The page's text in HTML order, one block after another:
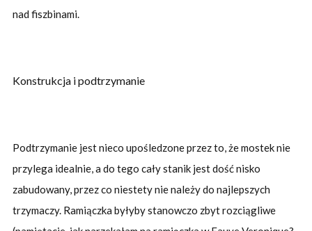
nad fiszbinami.
Konstrukcja i podtrzymanie
Podtrzymanie jest nieco upośledzone przez to, że mostek nie
przylega idealnie, a do tego cały stanik jest dość nisko
zabudowany, przez co niestety nie należy do najlepszych
trzymaczy. Ramiączka byłyby stanowczo zbyt rozciągliwe